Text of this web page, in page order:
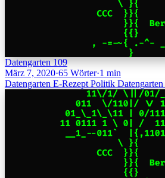
Datengarten 109
März 7, 2020·65 Wörter·1 min
Datengarten E-Rezept Politik Datengarten